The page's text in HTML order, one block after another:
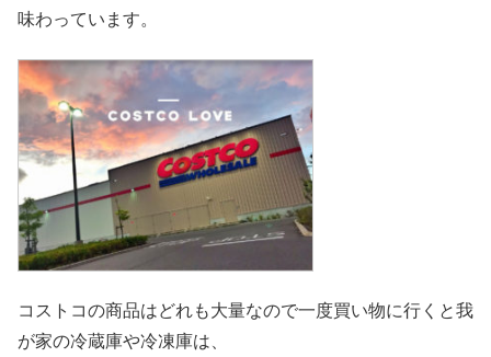
味わっています。
コストコの商品はどれも大量なので一度買い物に行くと我
が家の冷蔵庫や冷凍庫は、